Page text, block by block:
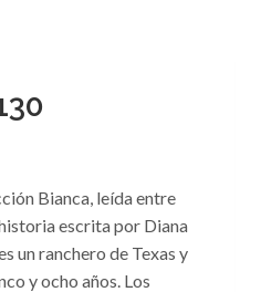
Bianca, leída entre
escrita por Diana
un ranchero de Texas y
y ocho años. Los